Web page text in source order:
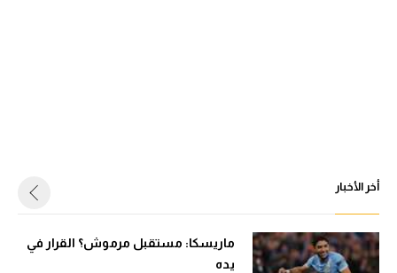
أخر الأخبار
ماريسكا: مستقبل مرموش؟ القرار في
يده